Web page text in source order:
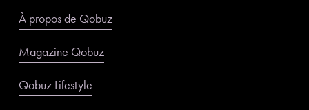
À propos de Qobuz
Magazine Qobuz
Qobuz Lifestyle